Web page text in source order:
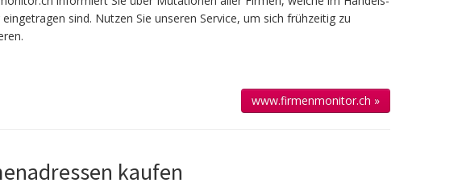
sind. Nutzen Sie unseren Service, um sich frühzeitig zu
www.firmenmonitor.ch »
kaufen